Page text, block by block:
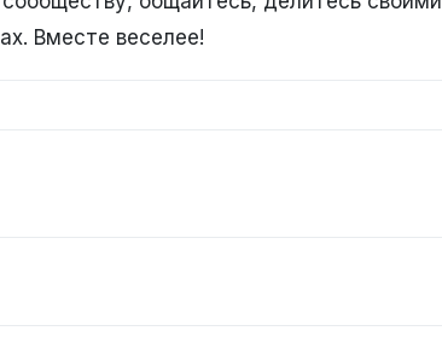
Вместе веселее!